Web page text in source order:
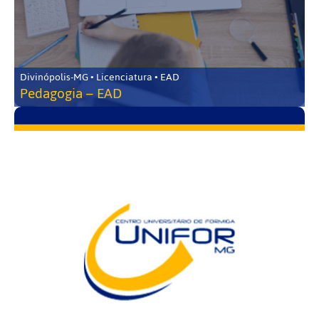
Divinópolis-MG • Licenciatura • EAD
Pedagogia – EAD